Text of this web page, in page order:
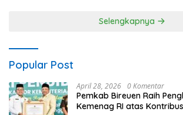
Selengkapnya
Popular Post
April 28, 2026 0 Komentar
Pemkab Bireuen Raih
Kemenag RI atas